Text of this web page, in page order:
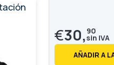
€30, 90
AÑADIR A